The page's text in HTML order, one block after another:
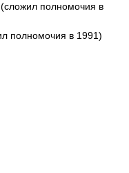
полномочия в
полномочия в 1991)